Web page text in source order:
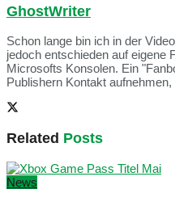
GhostWriter
Schon lange bin ich in der
jedoch entschieden auf eigene
Microsofts Konsolen. Ein
Publishern Kontakt
Related Posts
News